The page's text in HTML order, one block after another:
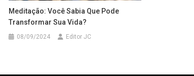
Meditação: Você Sabia Que Pode
Transformar Sua Vida?
08/09/2024 Editor JC